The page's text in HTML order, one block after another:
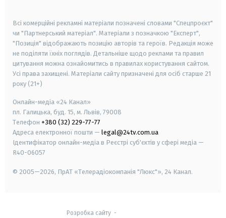
Всі комерційні рекламні матеріали позначені словами "Спецпроєкт"
чи "Партнерський матеріал". Матеріали з позначкою "Експерт",
"Позиція" відображають позицію авторів та героїв. Редакція може
не поділяти їхніх поглядів. Детальніше щодо реклами та правил
цитування можна ознайомитись в правилах користування сайтом.
Усі права захищені. Матеріали сайту призначені для осіб старше 21
року (21+)
Онлайн-медіа «24 Канал»
пл. Галицька, буд. 15, м. Львів, 79008
Телефон +380 (32) 229-77-77
Адреса електронної пошти — legal@24tv.com.ua
Ідентифікатор онлайн-медіа в Реєстрі суб'єктів у сфері медіа —
R40-06057
© 2005—2026, ПрАТ «Телерадіокомпанія "Люкс"», 24 Канал.
Розробка сайту-